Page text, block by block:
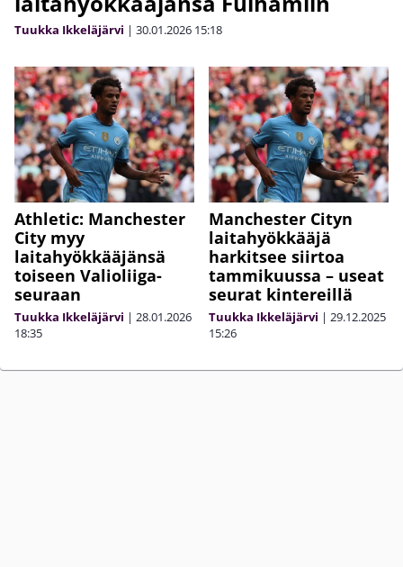
Tuukka Ikkeläjärvi | 30.01.2026 15:18
Athletic: Manchester
City myy
laitahyökkääjänsä
toiseen Valioliiga-
seuraan
Tuukka Ikkeläjärvi | 28.01.2026
18:35
Manchester Cityn
laitahyökkääjä
harkitsee siirtoa
tammikuussa – useat
seurat kintereillä
Tuukka Ikkeläjärvi | 29.12.2025
15:26